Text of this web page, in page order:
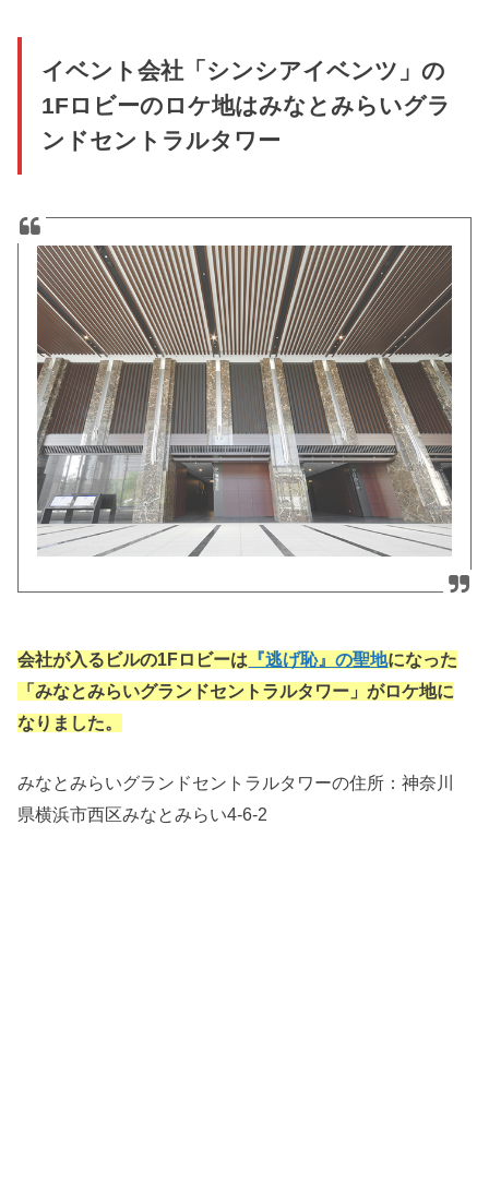
イベント会社「シンシアイベンツ」の
1Fロビーのロケ地はみなとみらいグラ
ンドセントラルタワー
会社が入るビルの1Fロビーは 『逃げ恥』の聖地になった
「みなとみらいグランドセントラルタワー」がロケ地に
なりました。
みなとみらいグランドセントラルタワーの住所：神奈川
県横浜市西区みなとみらい4-6-2